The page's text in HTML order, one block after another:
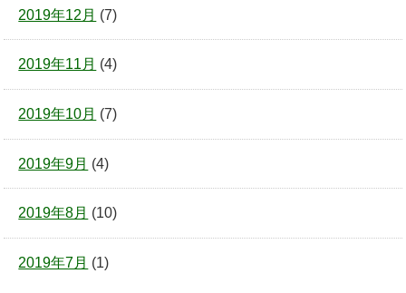
2019年12月 (7)
2019年11月 (4)
2019年10月 (7)
2019年9月 (4)
2019年8月 (10)
2019年7月 (1)